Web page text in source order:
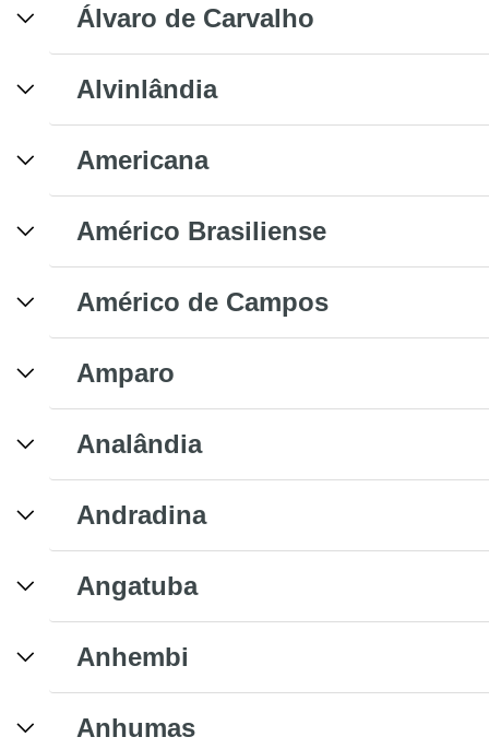
Álvaro de Carvalho
Alvinlândia
Americana
Américo Brasiliense
Américo de Campos
Amparo
Analândia
Andradina
Angatuba
Anhembi
Anhumas